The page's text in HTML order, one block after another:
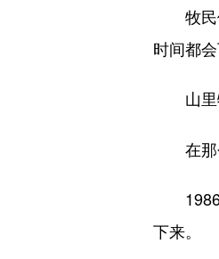
牧民
时间都
山
在那个
1986
下来。